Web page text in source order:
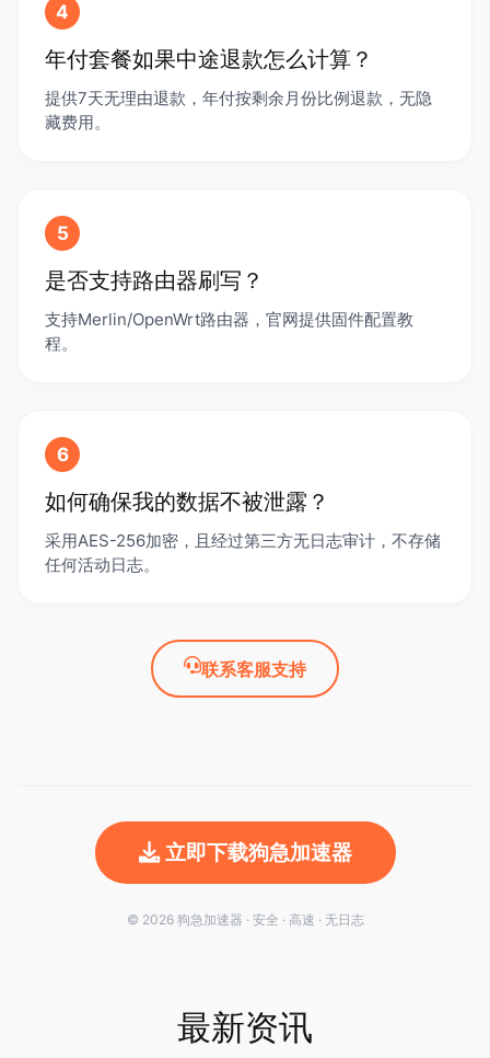
4
年付套餐如果中途退款怎么计算？
提供7天无理由退款，年付按剩余月份比例退款，无隐
藏费用。
5
是否支持路由器刷写？
支持Merlin/OpenWrt路由器，官网提供固件配置教
程。
6
如何确保我的数据不被泄露？
采用AES-256加密，且经过第三方无日志审计，不存储
任何活动日志。
联系客服支持
立即下载狗急加速器
© 2026 狗急加速器 · 安全 · 高速 · 无日志
最新资讯